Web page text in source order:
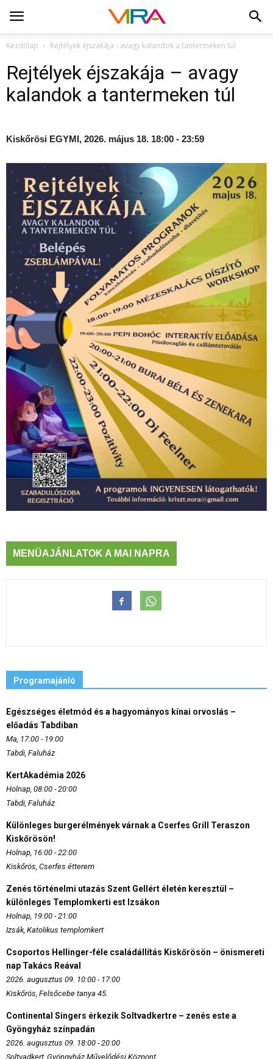
Kezdőlap Rejtélyek éjszakája - avagy kalandok a tantermeken túl
Rejtélyek éjszakája – avagy
kalandok a tantermeken túl
Kiskőrösi EGYMI, 2026. május 18. 18:00 - 23:59
MENÜAJÁNLATOK A MAI NAPRA
Programajánló
Egészséges életmód és a hagyományos kínai orvoslás –
előadás Tabdiban
Ma, 17:00 - 19:00
Tabdi, Faluház
KertAkadémia 2026
Holnap, 08:00 - 20:00
Tabdi, Faluház
Különleges burgerélmények várnak a Cserfes Grill Teraszon
Kiskőrösön!
Holnap, 16:00 - 22:00
Kiskőrös, Cserfes étterem
Zenés történelmi utazás Szent Gellért életén keresztül –
különleges Templomkerti est Izsákon
Holnap, 19:00 - 21:00
Izsák, Katolikus templomkert
Csoportos Hellinger-féle családállítás Kiskőrösön – önismereti
nap Takács Reával
2026. augusztus 09. 10:00 - 17:00
Kiskőrös, Felsőcebe tanya 45.
Continental Singers érkezik Soltvadkertre – zenés este a
Gyöngyház színpadán
2026. augusztus 09. 18:00 - 20:00
Soltvadkert, Gyöngyház Művelődési Központ